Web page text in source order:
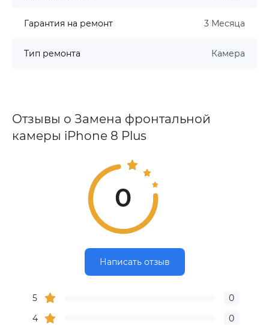
Гарантия на ремонт 3 Месяца
Тип ремонта Камера
Отзывы о Замена фронтальной
камеры iPhone 8 Plus
0
Написать отзыв
5
0
4
0